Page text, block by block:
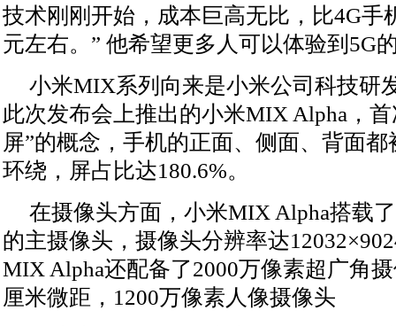
技术刚刚开始，成本巨高无比，比4G手
元左右。” 他希望更多人可以体验到5G
小米MIX系列向来是小米公司科技研
此次发布会上推出的小米MIX Alpha，
屏”的概念，手机的正面、侧面、背面
环绕，屏占比达180.6%。
在摄像头方面，小米MIX Alpha搭载
的主摄像头，摄像头分辨率达
MIX Alpha还配备了2000万像素超广角
厘米微距，1200万像素人像摄像头